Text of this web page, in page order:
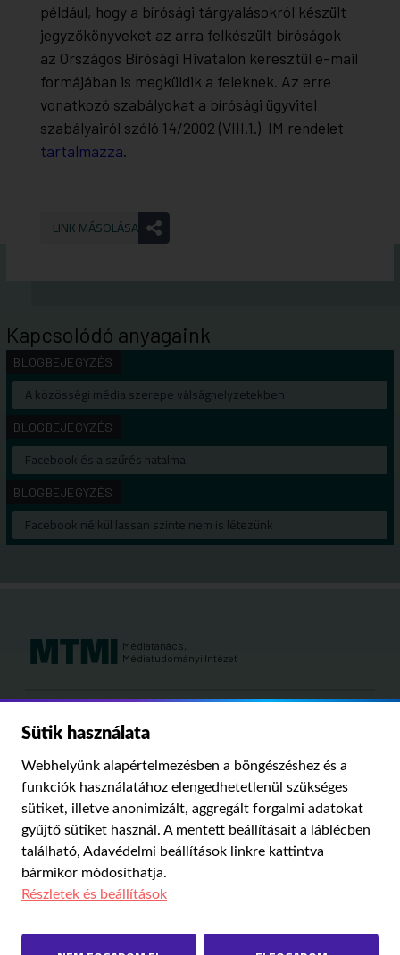
például, hogy a bírósági tárgyalásokról készült
jegyzőkönyveket az arra felkészült bíróságok
az Országos Bírósági Hivatalon keresztül e-mail
formájában is megküldik a feleknek. Az erre
vonatkozó szabályokat a bírósági ügyvitel
szabályairól szóló 14/2002 (VIII.1.) IM rendelet
tartalmazza.
LINK MÁSOLÁSA
Kapcsolódó anyagaink
BLOGBEJEGYZÉS
A közösségi média szerepe válsághelyzetekben
BLOGBEJEGYZÉS
Facebook és a szűrés hatalma
BLOGBEJEGYZÉS
Facebook nélkül lassan szinte nem is létezünk
Sütik használata
Webhelyünk alapértelmezésben a böngészéshez és a
funkciók használatához elengedhetetlenül szükséges
sütiket, illetve anonimizált, aggregált forgalmi adatokat
gyűjtő sütiket használ. A mentett beállításait a láblécben
található, Adavédelmi beállítások linkre kattintva
bármikor módosíthatja.
Részletek és beállítások
Médiatanács,
Médiatudományi Intézet
Kutatási területeink:
MÉDIA ÉS TÁRSADALOM
PUBLIKÁCIÓINKRÓLUNKIMPRESSZUMSZERZŐI JOGOK
ADATVÉDELMI BEÁLLÍTÁSOK